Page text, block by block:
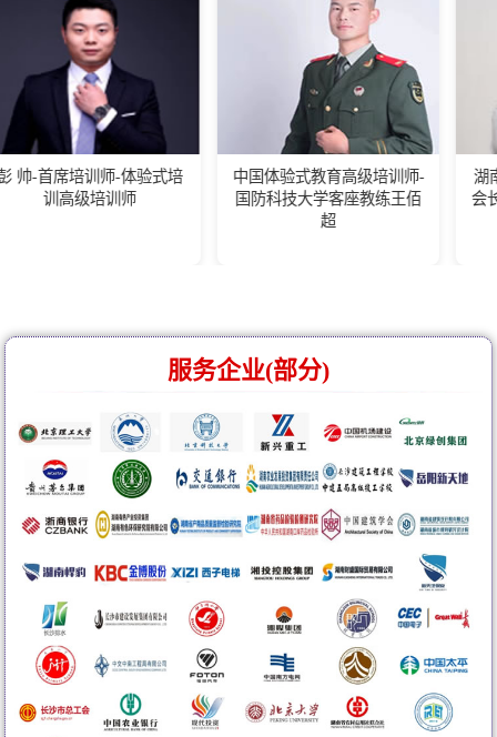
师-体验式培
培训师
中国体验式教育高级培训师-
国防科技大学客座教练王佰
湖南省社群联
会长,晨曦教育
服务企业(部分)